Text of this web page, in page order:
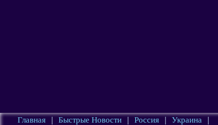
Главная | Быстрые Новости | Россия | Украина
|